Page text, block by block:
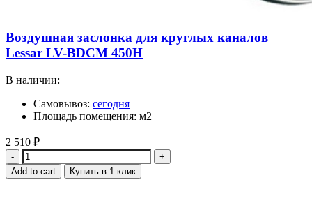
Воздушная заслонка для круглых каналов
Lessar LV-BDCM 450H
В наличии:
Самовывоз: сегодня
Площадь помещения: м2
2 510 ₽
Quantity
Add to cart Купить в 1 клик